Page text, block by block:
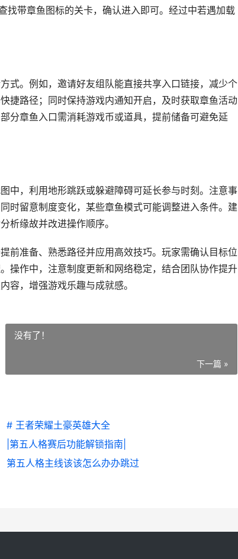
找带章鱼图标的关卡，确认进入即可。经过中若遇加载
式。例如，邀请好友组队能直接共享入口链接，减少个
捷路径；同时保持游戏内通知开启，及时获取章鱼活动
分章鱼入口需消耗游戏币或道具，提前储备可避免延
中，利用地形跳跃或躲避障碍可延长参与时刻。注意事
时留意制度变化，某些章鱼模式可能调整进入条件。建
析缘故并改进操作顺序。
前准备、熟悉路径并应用高效技巧。玩家需确认目标位
操作中，注意制度更新和网络稳定，结合团队协作提升
容，增强游戏乐趣与成就感。
没有了！
下一篇 »
# 王者荣耀土豪英雄大全
|第五人格赛后功能解锁指南|
第五人格主线该该怎么办办跳过